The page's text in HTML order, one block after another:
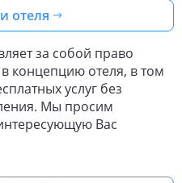
отеля
за собой право
концепцию отеля, в том
услуг без
Мы просим
Вас